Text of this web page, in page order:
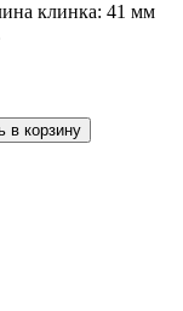
клинка: 41 мм